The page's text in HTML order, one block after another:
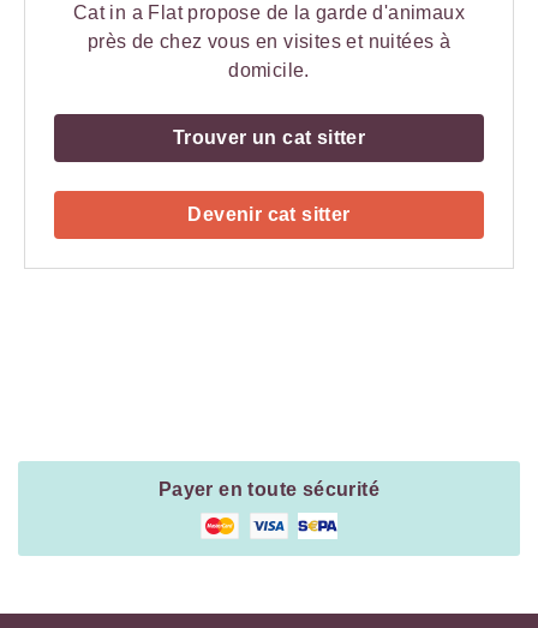
Cat in a Flat propose de la garde d'animaux
près de chez vous en visites et nuitées à
domicile.
Trouver un cat sitter
Devenir cat sitter
Payer en toute sécurité